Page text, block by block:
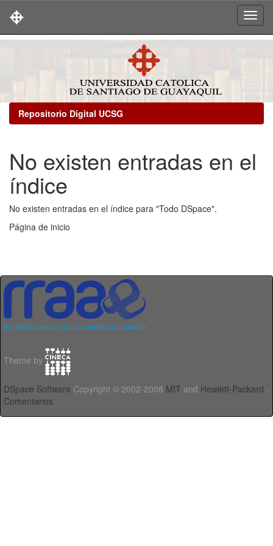
Repositorio Digital UCSG
No existen entradas en el
índice
No existen entradas en el índice para "Todo DSpace".
Página de inicio
Theme by
DSpace Software Copyright © 2002-2008 MIT and Hewlett-Packard -
Comentarios